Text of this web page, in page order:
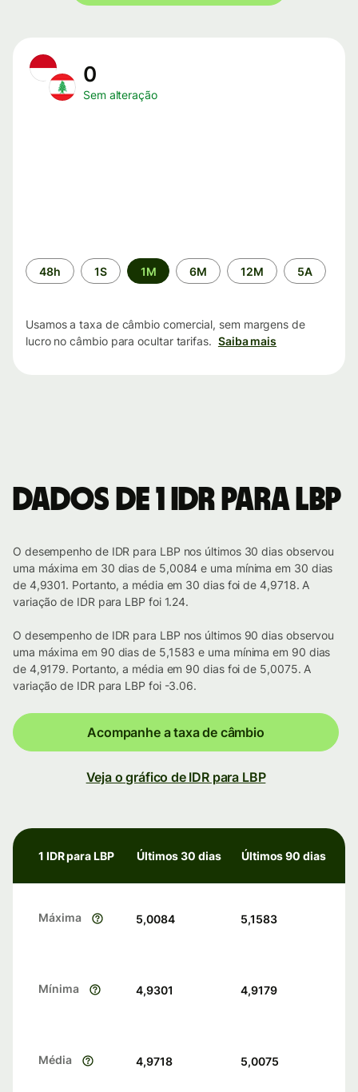
0
Sem alteração
Período
de
48h 1S 1M 6M 12M 5A
Usamos a taxa de câmbio comercial, sem margens de
lucro no câmbio para ocultar tarifas. Saiba mais
Dados de 1 IDR para LBP
O desempenho de IDR para LBP nos últimos 30 dias observou
uma máxima em 30 dias de 5,0084 e uma mínima em 30 dias
de 4,9301. Portanto, a média em 30 dias foi de 4,9718. A
variação de IDR para LBP foi 1.24.
O desempenho de IDR para LBP nos últimos 90 dias observou
uma máxima em 90 dias de 5,1583 e uma mínima em 90 dias
de 4,9179. Portanto, a média em 90 dias foi de 5,0075. A
variação de IDR para LBP foi -3.06.
Acompanhe a taxa de câmbio
Veja o gráfico de IDR para LBP
1 IDR para LBP Últimos 30 dias Últimos 90 dias
Máxima 5,0084 5,1583
Mínima 4,9301 4,9179
Média 4,9718 5,0075